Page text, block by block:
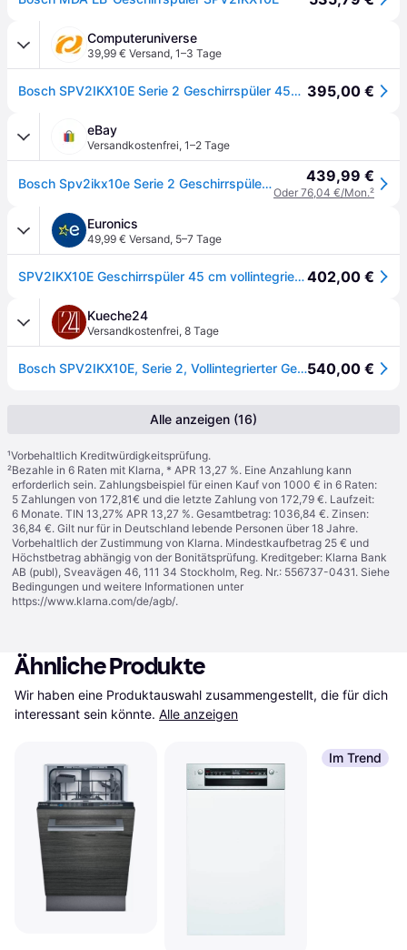
Computeruniverse
39,99 € Versand, 1–3 Tage
Bosch SPV2IKX10E Serie 2 Geschirrspüler 45cm vollintegrierbar EEK:F 395,00 €
eBay
Versandkostenfrei, 1–2 Tage
Bosch Spv2ikx10e Serie 2 Geschirrspüler Vollintegriert / Home Connect, F 439,99 €
Oder 76,04 €/Mon.²
Euronics
49,99 € Versand, 5–7 Tage
SPV2IKX10E Geschirrspüler 45 cm vollintegrierbar402,00 €
Kueche24
Versandkostenfrei, 8 Tage
Bosch SPV2IKX10E, Serie 2, Vollintegrierter Geschirrspüler, 45 cm540,00 €
Alle anzeigen (16)
¹Vorbehaltlich Kreditwürdigkeitsprüfung.
²Bezahle in 6 Raten mit Klarna, * APR 13,27 %. Eine Anzahlung kann
erforderlich sein. Zahlungsbeispiel für einen Kauf von 1000 € in 6 Raten:
5 Zahlungen von 172,81€ und die letzte Zahlung von 172,79 €. Laufzeit:
6 Monate. TIN 13,27% APR 13,27 %. Gesamtbetrag: 1036,84 €. Zinsen:
36,84 €. Gilt nur für in Deutschland lebende Personen über 18 Jahre.
Vorbehaltlich der Zustimmung von Klarna. Mindestkaufbetrag 25 € und
Höchstbetrag abhängig von der Bonitätsprüfung. Kreditgeber: Klarna Bank
AB (publ), Sveavägen 46, 111 34 Stockholm, Reg. Nr.: 556737-0431. Siehe
Bedingungen und weitere Informationen unter
https://www.klarna.com/de/agb/.
Ähnliche Produkte
Wir haben eine Produktauswahl zusammengestellt, die für dich
interessant sein könnte. Alle anzeigen
Im Trend